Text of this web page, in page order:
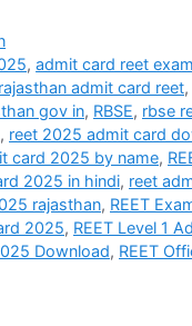
,admit card reet exam​
rajasthan admit card reet​,
gov in, RBSE, rbse
, reet 2025 admit card
card 2025 by name​,
2025 in hindi​, reet
rajasthan​, REET
2025, REET Level 1
Download, REET